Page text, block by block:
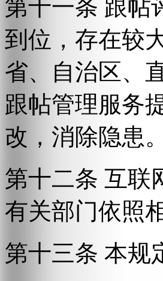
第十一条 跟帖
到位，存在较
省、自治区、
跟帖管理服务
改，消除隐患。
第十二条 互联
有关部门依照
第十三条 本规